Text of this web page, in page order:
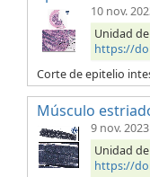
10 nov.
Unidad
https://
Corte de epitelio
Músculo
9 nov. 2023
Unidad
https://